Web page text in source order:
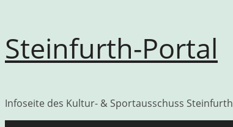
Inhalt
springen
Steinfurth-Portal
Infoseite des Kultur- & Sportausschuss Steinfurth